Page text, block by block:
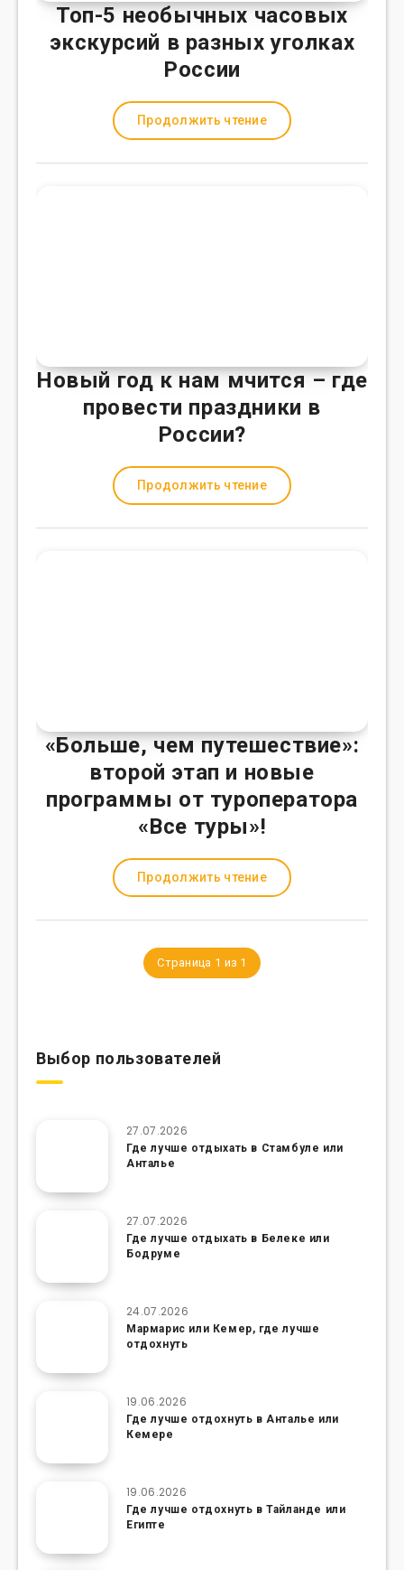
Топ-5 необычных часовых
экскурсий в разных уголках
России
Продолжить чтение
Новый год к нам мчится – где
провести праздники в
России?
Продолжить чтение
«Больше, чем путешествие»:
второй этап и новые
программы от туроператора
«Все туры»!
Продолжить чтение
Страница 1 из 1
Выбор пользователей
27.07.2026
Где лучше отдыхать в Стамбуле или
Анталье
27.07.2026
Где лучше отдыхать в Белеке или
Бодруме
24.07.2026
Мармарис или Кемер, где лучше
отдохнуть
19.06.2026
Где лучше отдохнуть в Анталье или
Кемере
19.06.2026
Где лучше отдохнуть в Тайланде или
Египте